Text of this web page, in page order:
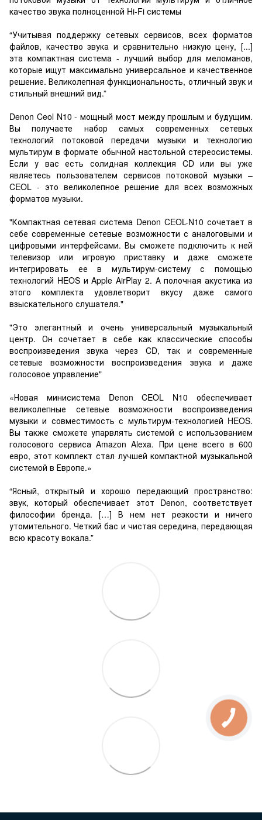
качество звука полноценной Hi-Fi системы
“Учитывая поддержку сетевых сервисов, всех форматов
файлов, качество звука и сравнительно низкую цену, [...]
эта компактная система - лучший выбор для меломанов,
которые ищут максимально универсальное и качественное
решение. Великолепная функциональность, отличный звук и
стильный внешний вид.”
Denon Ceol N10 - мощный мост между прошлым и будущим.
Вы получаете набор самых современных сетевых
технологий потоковой передачи музыки и технологию
мультирум в формате обычной настольной стереосистемы.
Если у вас есть солидная коллекция CD или вы уже
являетесь пользователем сервисов потоковой музыки –
CEOL - это великолепное решение для всех возможных
форматов музыки.
"Компактная сетевая система Denon CEOL-N10 сочетает в
себе современные сетевые возможности с аналоговыми и
цифровыми интерфейсами. Вы сможете подключить к ней
телевизор или игровую приставку и даже сможете
интегрировать ее в мультирум-систему с помощью
технологий HEOS и Apple AirPlay 2. А полочная акустика из
этого комплекта удовлетворит вкусу даже самого
взыскательного слушателя."
"Это элегантный и очень универсальный музыкальный
центр. Он сочетает в себе как классические способы
воспроизведения звука через CD, так и современные
сетевые возможности воспроизведения звука и даже
голосовое управление"
«Новая минисистема Denon CEOL N10 обеспечивает
великолепные сетевые возможности воспроизведения
музыки и совместимость с мультирум-технологией HEOS.
Вы также сможете упарвлять системой с использованием
голосового сервиса Amazon Alexa. При цене всего в 600
евро, этот комплект стал лучшей компактной музыкальной
системой в Европе.»
“Ясный, открытый и хорошо передающий пространство:
звук, который обеспечивает этот Denon, соответствует
философии бренда. […] В нем нет резкости и ничего
утомительного. Четкий бас и чистая середина, передающая
всю красоту вокала.”